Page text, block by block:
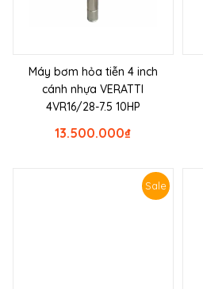
Máy bơm hỏa tiễn 4 inch
cánh nhựa VERATTI
4VR16/28-7.5 10HP
₫
13.500.000
Sale